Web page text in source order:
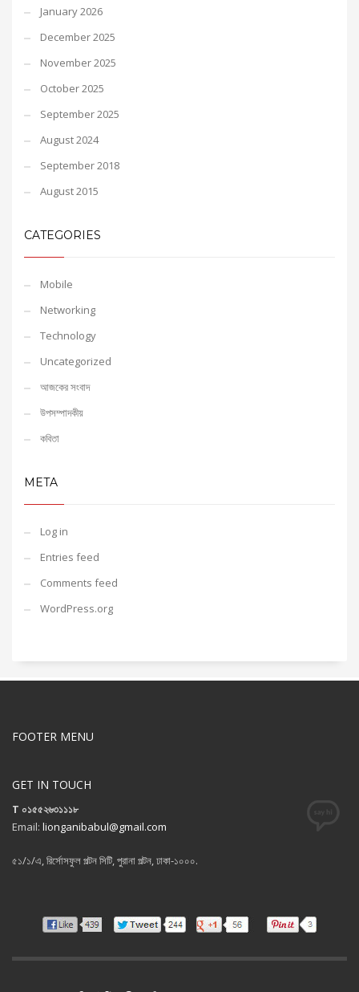
January 2026
December 2025
November 2025
October 2025
September 2025
August 2024
September 2018
August 2015
CATEGORIES
Mobile
Networking
Technology
Uncategorized
আজকের সংবাদ
উপসম্পাদকীয়
কবিতা
META
Log in
Entries feed
Comments feed
WordPress.org
FOOTER MENU
GET IN TOUCH
T ০১৫৫২৬৩১১১৮
Email: lionganibabul@gmail.com
৫১/১/এ, রির্সোসফুল পল্টন সিটি, পুরানা পল্টন, ঢাকা-১০০০.